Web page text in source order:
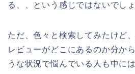
る、、という感じではないでし
ただ、色々と検索してみたけど
レビューがどこにあるのか分か
うな状況で悩んでいる人も中に